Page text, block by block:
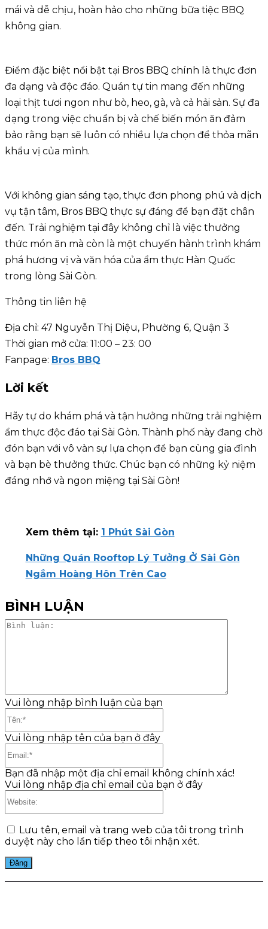
mái và dễ chịu, hoàn hảo cho những bữa tiệc BBQ
không gian.
Điểm đặc biệt nổi bật tại Bros BBQ chính là thực đơn
đa dạng và độc đáo. Quán tự tin mang đến những
loại thịt tươi ngon như bò, heo, gà, và cả hải sản. Sự đa
dạng trong việc chuẩn bị và chế biến món ăn đảm
bảo rằng bạn sẽ luôn có nhiều lựa chọn để thỏa mãn
khẩu vị của mình.
Với không gian sáng tạo, thực đơn phong phú và dịch
vụ tận tâm, Bros BBQ thực sự đáng để bạn đặt chân
đến. Trải nghiệm tại đây không chỉ là việc thưởng
thức món ăn mà còn là một chuyến hành trình khám
phá hương vị và văn hóa của ẩm thực Hàn Quốc
trong lòng Sài Gòn.
Thông tin liên hệ
Địa chỉ: 47 Nguyễn Thị Diệu, Phường 6, Quận 3
Thời gian mở cửa: 11:00 – 23: 00
Fanpage: Bros BBQ
Lời kết
Hãy tự do khám phá và tận hưởng những trải nghiệm
ẩm thực độc đáo tại Sài Gòn. Thành phố này đang chờ
đón bạn với vô vàn sự lựa chọn để bạn cùng gia đình
và bạn bè thưởng thức. Chúc bạn có những kỷ niệm
đáng nhớ và ngon miệng tại Sài Gòn!
Xem thêm tại: 1 Phút Sài Gòn
Những Quán Rooftop Lý Tưởng Ở Sài Gòn
Ngắm Hoàng Hôn Trên Cao
BÌNH LUẬN
Vui lòng nhập bình luận của bạn
Vui lòng nhập tên của bạn ở đây
Bạn đã nhập một địa chỉ email không chính xác!
Vui lòng nhập địa chỉ email của bạn ở đây
Lưu tên, email và trang web của tôi trong trình
duyệt này cho lần tiếp theo tôi nhận xét.